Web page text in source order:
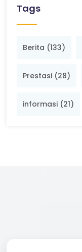
Tags
Berita (133)
Prestasi (28)
informasi (21)